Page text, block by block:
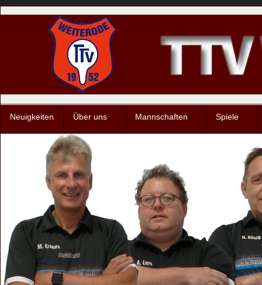
Neuigkeiten Über uns Mannschaften Spiele